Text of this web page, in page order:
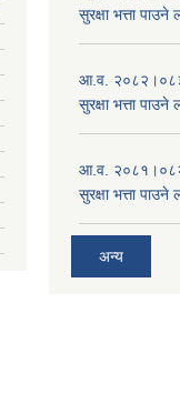
सुरक्षा भत्ता पाउने
आ.व. २०८२।०८३
सुरक्षा भत्ता पाउने
आ.व. २०८१।०८२
सुरक्षा भत्ता पाउने
अन्य